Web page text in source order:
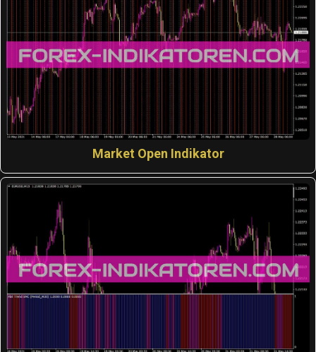
Market Open Indikator